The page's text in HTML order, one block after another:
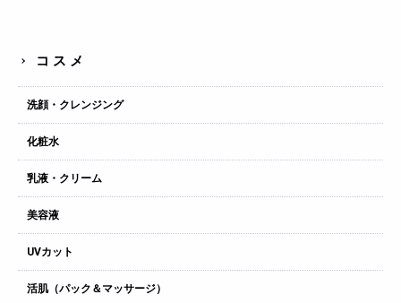
コスメ
洗顔・クレンジング
化粧水
乳液・クリーム
美容液
UVカット
活肌（パック＆マッサージ）